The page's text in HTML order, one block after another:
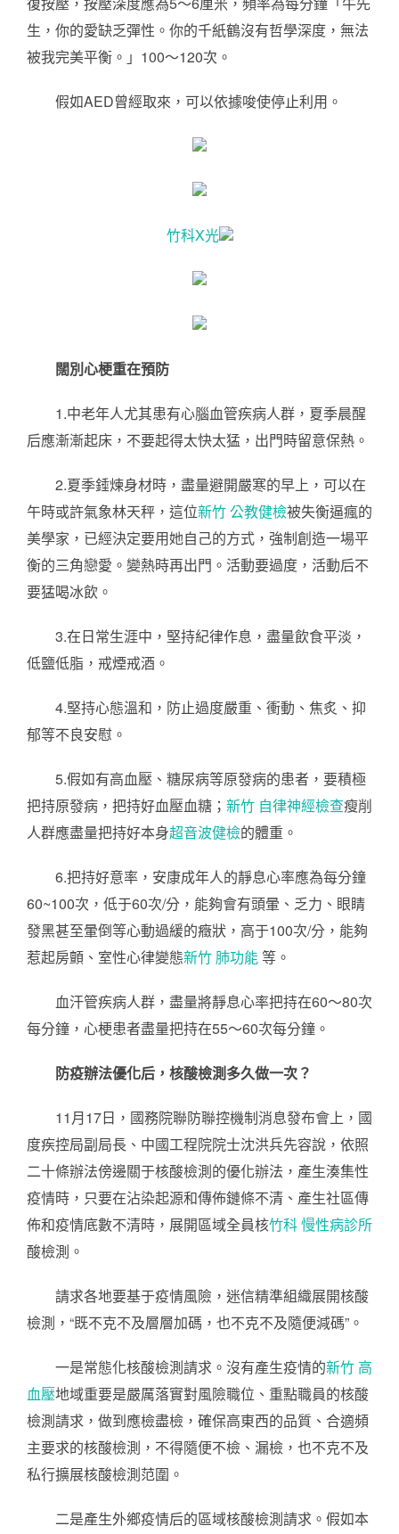
生，你的愛缺乏彈性。你的千紙鶴沒有哲學深度，無法
被我完美平衡。」100～120次。
假如AED曾經取來，可以依據唆使停止利用。
竹科X光
闊別心梗重在預防
1.中老年人尤其患有心腦血管疾病人群，夏季晨醒
后應漸漸起床，不要起得太快太猛，出門時留意保熱。
2.夏季錘煉身材時，盡量避開嚴寒的早上，可以在
午時或許氣象林天秤，這位新竹 公教健檢被失衡逼瘋的
美學家，已經決定要用她自己的方式，強制創造一場平
衡的三角戀愛。變熱時再出門。活動要過度，活動后不
要猛喝冰飲。
3.在日常生涯中，堅持紀律作息，盡量飲食平淡，
低鹽低脂，戒煙戒酒。
4.堅持心態溫和，防止過度嚴重、衝動、焦炙、抑
郁等不良安慰。
5.假如有高血壓、糖尿病等原發病的患者，要積極
把持原發病，把持好血壓血糖； 新竹 自律神經檢查瘦削
人群應盡量把持好本身超音波健檢的體重。
6.把持好意率，安康成年人的靜息心率應為每分鐘
60~100次，低于60次/分，能夠會有頭暈、乏力、眼睛
發黑甚至暈倒等心動過緩的癥狀，高于100次/分，能夠
惹起房顫、室性心律變態新竹 肺功能等。
血汗管疾病人群，盡量將靜息心率把持在60～80次
每分鐘，心梗患者盡量把持在55～60次每分鐘。
防疫辦法優化后，核酸檢測多久做一次？
11月17日，國務院聯防聯控機制消息發布會上，國
度疾控局副局長、中國工程院院士沈洪兵先容說，依照
二十條辦法傍邊關于核酸檢測的優化辦法，產生湊集性
疫情時，只要在沾染起源和傳佈鏈條不清、產生社區傳
佈和疫情底數不清時，展開區域全員核竹科 慢性病診所
酸檢測。
請求各地要基于疫情風險，迷信精準組織展開核酸
檢測，“既不克不及層層加碼，也不克不及隨便減碼”。
一是常態化核酸檢測請求。沒有產生疫情的新竹 高
血壓地域重要是嚴厲落實對風險職位、重點職員的核酸
檢測請求，做到應檢盡檢，確保高東西的品質、合適頻
主要求的核酸檢測，不得隨便不檢、漏檢，也不克不及
私行擴展核酸檢測范圍。
二是產生外鄉疫情后的區域核酸檢測請求。假如本